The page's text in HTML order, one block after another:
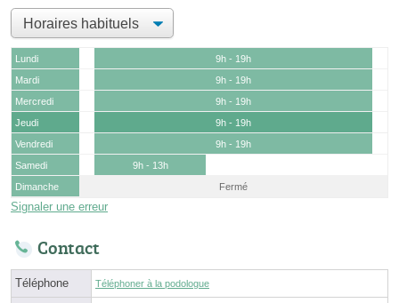
Lundi
9h - 19h
Mardi
9h - 19h
Mercredi
9h - 19h
Jeudi
9h - 19h
Vendredi
9h - 19h
Samedi
9h - 13h
Dimanche
Fermé
Signaler une erreur
Contact
Téléphone Téléphoner à la podologue